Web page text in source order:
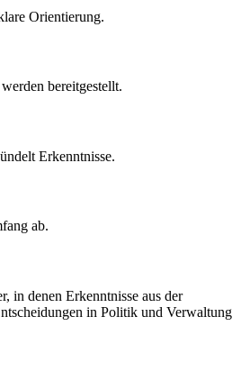
Orientierung.
bereitgestellt.
Erkenntnisse.
ab.
in denen Erkenntnisse aus der
in Politik und Verwaltung